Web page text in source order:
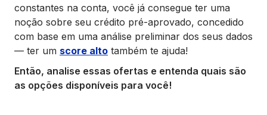
constantes na conta, você já consegue ter uma
noção sobre seu crédito pré-aprovado, concedido
com base em uma análise preliminar dos seus dados
— ter um score alto também te ajuda!
Então, analise essas ofertas e entenda quais são
as opções disponíveis para você!